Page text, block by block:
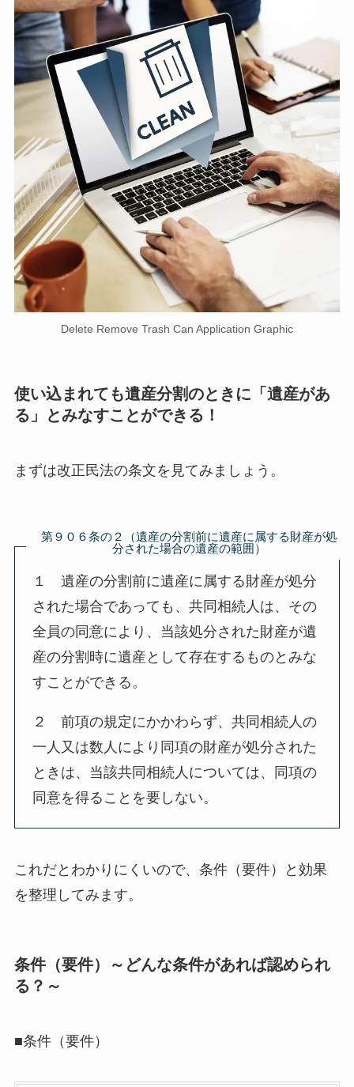
Delete Remove Trash Can Application Graphic
使い込まれても遺産分割のときに「遺産があ
る」とみなすことができる！
まずは改正民法の条文を見てみましょう。
第９０６条の２（遺産の分割前に遺産に属する財産が処
分された場合の遺産の範囲）
１ 遺産の分割前に遺産に属する財産が処分
された場合であっても、共同相続人は、その
全員の同意により、当該処分された財産が遺
産の分割時に遺産として存在するものとみな
すことができる。
２ 前項の規定にかかわらず、共同相続人の
一人又は数人により同項の財産が処分された
ときは、当該共同相続人については、同項の
同意を得ることを要しない。
これだとわかりにくいので、条件（要件）と効果
を整理してみます。
条件（要件）～どんな条件があれば認められ
る？～
■条件（要件）